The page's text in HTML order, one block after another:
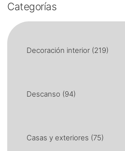
Categorías
Decoración interior (219)
Descanso (94)
Casas y exteriores (75)